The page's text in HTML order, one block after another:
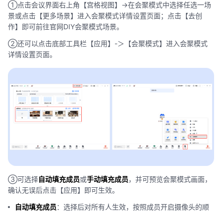
①点击会议界面右上角【宫格视图】->在会聚模式中选择任选一场
景或点击【更多场景】进入会聚模式详情设置页面；点击【去创
作】即可前往官网DIY会聚模式场景。
②还可以点击底部工具栏【应用】-＞【会聚模式】进入会聚模式
详情设置页面。
③可选择自动填充成员或手动填充成员，并可预览会聚模式画面，
确认无误后点击【应用】即可生效。
自动填充成员：选择后对所有人生效，按照成员开启摄像头的顺